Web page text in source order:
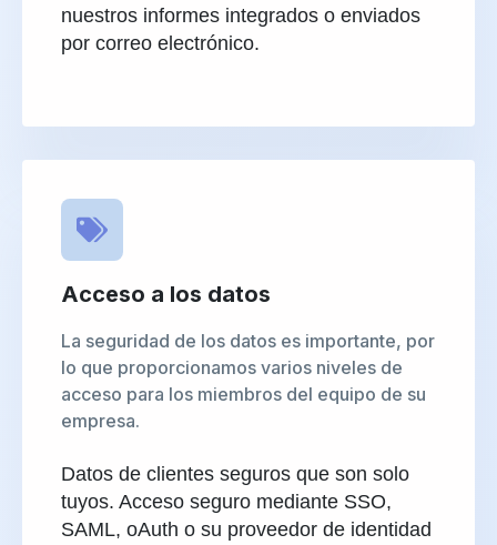
nuestros informes integrados o enviados
por correo electrónico.
Acceso a los datos
La seguridad de los datos es importante, por
lo que proporcionamos varios niveles de
acceso para los miembros del equipo de su
empresa.
Datos de clientes seguros que son solo
tuyos. Acceso seguro mediante SSO,
SAML, oAuth o su proveedor de identidad